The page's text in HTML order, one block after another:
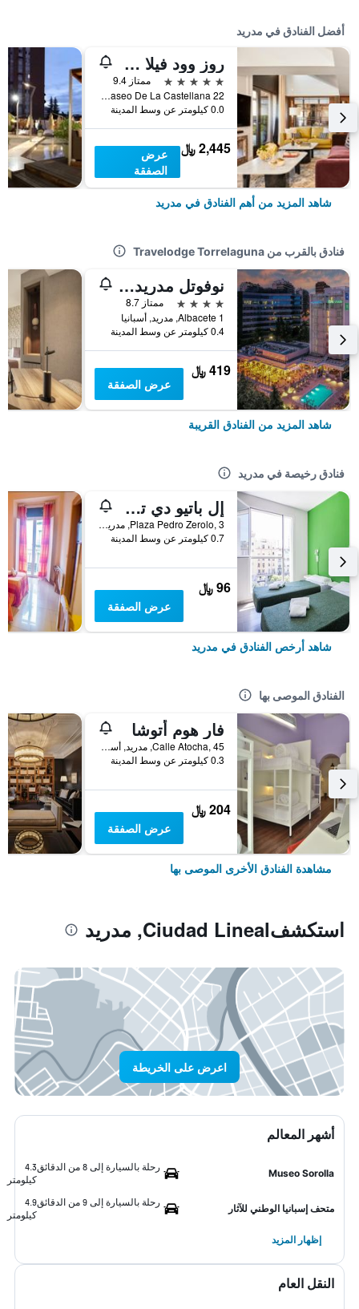
أفضل الفنادق في مدريد
روز وود فيلا ماجنا
5 نجوم
ممتاز 9.4
Paseo De La Castellana 22, مدريد, أسبانيا
0.0 كيلومتر عن وسط المدينة
2,445 ﷼
عرض
الصفقة
شاهد المزيد من أهم الفنادق في مدريد
فنادق بالقرب من Travelodge Torrelaguna
نوفوتل مدريد سيتي لاس فينتاس
4 نجوم
ممتاز 8.7
Albacete 1, مدريد, أسبانيا
0.4 كيلومتر عن وسط المدينة
419 ﷼
عرض الصفقة
شاهد المزيد من الفنادق القريبة
فنادق رخيصة في مدريد
إل باتيو دي تشويكا - هوستل
Plaza Pedro Zerolo, 3, مدريد, أسبانيا
0.7 كيلومتر عن وسط المدينة
96 ﷼
عرض الصفقة
شاهد أرخص الفنادق في مدريد
الفنادق الموصى بها
فار هوم أتوشا
Calle Atocha, 45, مدريد, أسبانيا
0.3 كيلومتر عن وسط المدينة
204 ﷼
عرض الصفقة
مشاهدة الفنادق الأخرى الموصى بها
استكشفCiudad Lineal, مدريد
اعرض على الخريطة
أشهر المعالم
Museo Sorolla
رحلة بالسيارة إلى 8 من الدقائق
4.3
كيلومتر
متحف إسبانيا الوطني للآثار
رحلة بالسيارة إلى 9 من الدقائق
4.9
كيلومتر
إظهار المزيد
النقل العام